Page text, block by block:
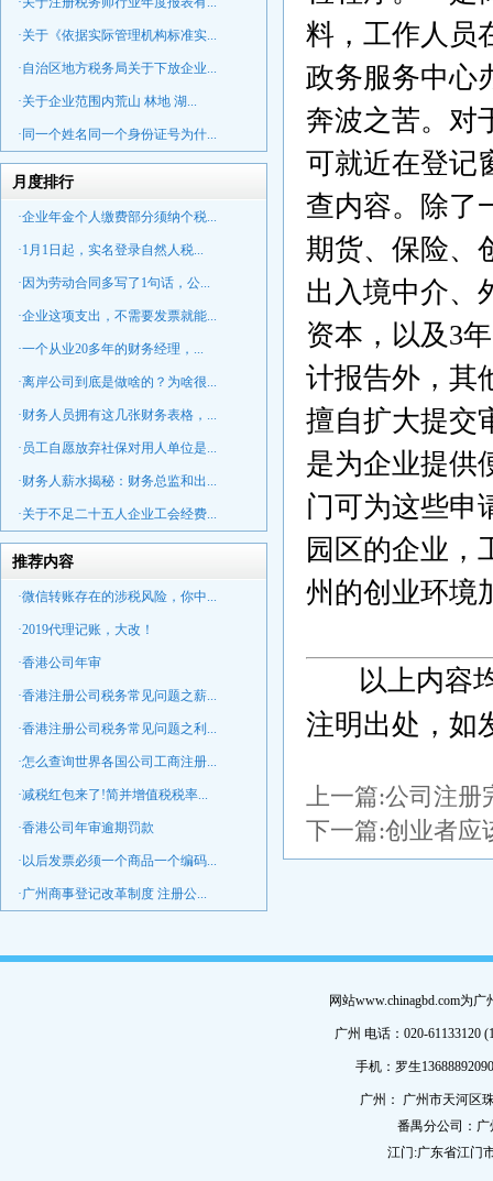
·关于《依据实际管理机构标准实...
·自治区地方税务局关于下放企业...
·关于企业范围内荒山 林地 湖...
·同一个姓名同一个身份证号为什...
月度排行
·企业年金个人缴费部分须纳个税...
·1月1日起，实名登录自然人税...
·因为劳动合同多写了1句话，公...
·企业这项支出，不需要发票就能...
·一个从业20多年的财务经理，...
·离岸公司到底是做啥的？为啥很...
·财务人员拥有这几张财务表格，...
·员工自愿放弃社保对用人单位是...
·财务人薪水揭秘：财务总监和出...
·关于不足二十五人企业工会经费...
推荐内容
·微信转账存在的涉税风险，你中...
·2019代理记账，大改！
·香港公司年审
·香港注册公司税务常见问题之薪...
·香港注册公司税务常见问题之利...
·怎么查询世界各国公司工商注册...
·减税红包来了!简并增值税税率...
·香港公司年审逾期罚款
·以后发票必须一个商品一个编码...
·广州商事登记改革制度 注册公...
料，工作人员
政务服务中心
奔波之苦。对
可就近在登记
查内容。除了
期货、保险、
出入境中介、
资本，以及 3
计报告外，其
擅自扩大提交
是为企业提供
门可为这些申
园区的企业，
州的创业环境
以上内容
注明出处，如
上一篇:公司注册
下一篇:创业者应
网站www.chinagbd.com为
广州 电话：020-61133120
手机：罗生
广州： 广州市天河区
番禺分公司：
江门:广东省江门